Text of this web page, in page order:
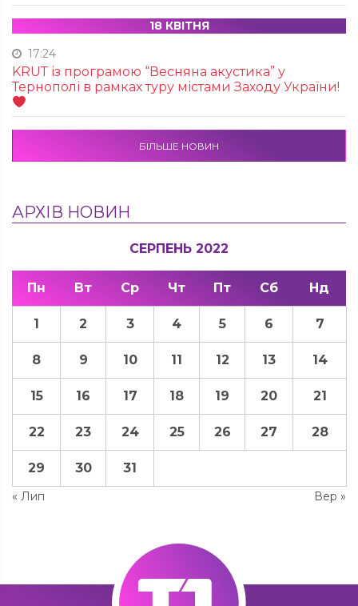
18 КВІТНЯ
17:24
KRUТ із програмою “Весняна акустика” у
Тернополі в рамках туру містами Заходу України!
БІЛЬШЕ НОВИН
АРХІВ НОВИН
СЕРПЕНЬ 2022
Пн Вт Ср Чт Пт Сб Нд
« Лип Вер »
1 2 3 4 5 6 7
8 9 10 11 12 13 14
15 16 17 18 19 20 21
22 23 24 25 26 27 28
29 30 31